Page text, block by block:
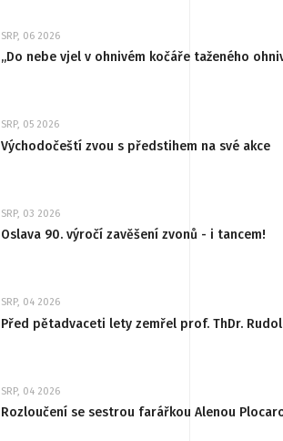
SRP, 06 2026
„Do nebe vjel v ohnivém kočáře taženého
SRP, 05 2026
Východočeští zvou s předstihem na své akce
SRP, 03 2026
Oslava 90. výročí zavěšení zvonů - i tancem!
SRP, 04 2026
Před pětadvaceti lety zemřel prof. ThDr.
SRP, 04 2026
Rozloučení se sestrou farářkou Alenou